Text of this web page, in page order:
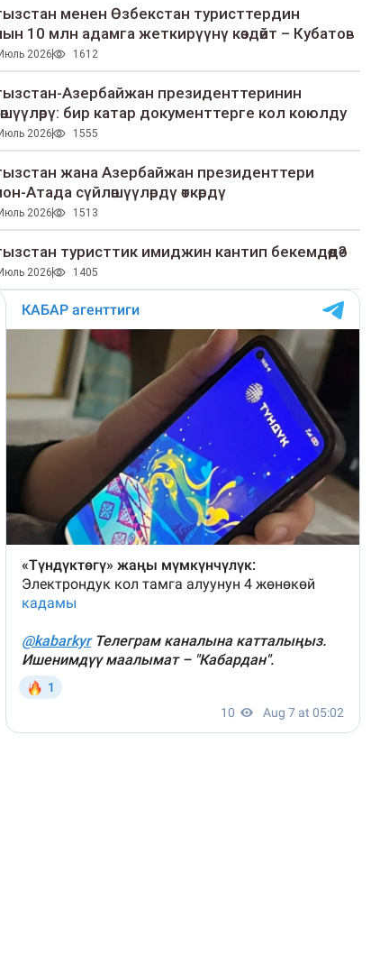
менен Өзбекстан туристтердин
10 млн адамга жеткирүүнү көздөйт – Кубатов
2026 1612
Азербайжан президенттеринин
бир катар документтерге кол коюлду
2026 1555
жана Азербайжан президенттери
Атада сүйлөшүүлөрдү өткөрдү
2026 1513
туристтик имиджин кантип бекемдөөдө?
2026 1405